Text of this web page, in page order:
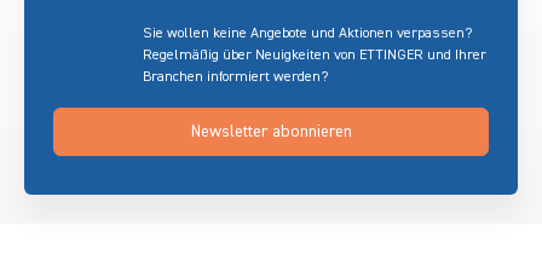
Sie wollen keine Angebote und Aktionen verpassen?
Regelmäßig über Neuigkeiten von ETTINGER und Ihrer
Branchen informiert werden?
Newsletter abonnieren